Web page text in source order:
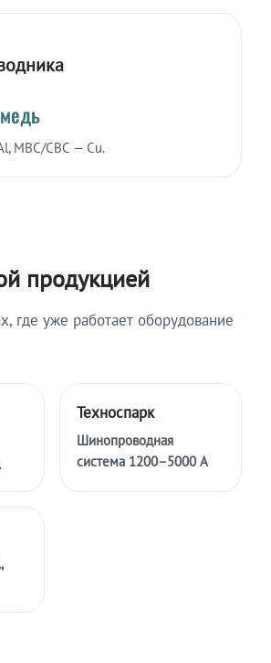
МВС/СВС — Cu.
продукцией
где уже работает оборудование
Техноспарк
Шинопроводная
система 1200–5000 А